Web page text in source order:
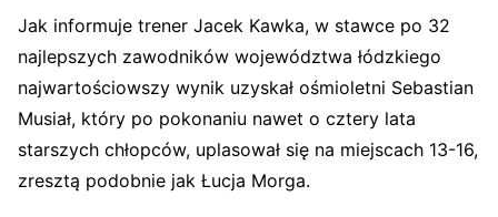
Jak informuje trener Jacek Kawka, w stawce po 32
najlepszych zawodników województwa łódzkiego
najwartościowszy wynik uzyskał ośmioletni Sebastian
Musiał, który po pokonaniu nawet o cztery lata
starszych chłopców, uplasował się na miejscach 13-16,
zresztą podobnie jak Łucja Morga.